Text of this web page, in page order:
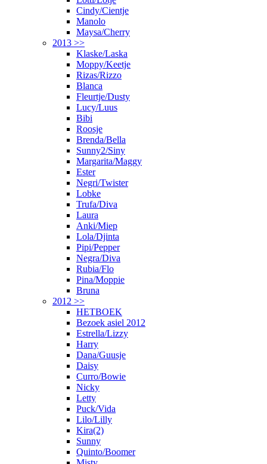
Cindy/Cientje
Manolo
Maysa/Cherry
2013 >>
Klaske/Laska
Moppy/Keetje
Rizas/Rizzo
Blanca
Fleurtje/Dusty
Lucy/Luus
Bibi
Roosje
Brenda/Bella
Sunny2/Siny
Margarita/Maggy
Ester
Negri/Twister
Lobke
Trufa/Diva
Laura
Anki/Miep
Lola/Djinta
Pipi/Pepper
Negra/Diva
Rubia/Flo
Pina/Moppie
Bruna
2012 >>
HETBOEK
Bezoek asiel 2012
Estrella/Lizzy
Harry
Dana/Guusje
Daisy
Curro/Bowie
Nicky
Letty
Puck/Vida
Lilo/Lilly
Kira(2)
Sunny
Quinto/Boomer